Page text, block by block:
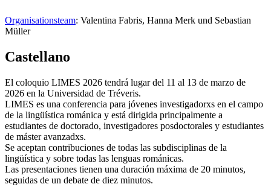
Organisationsteam: Valentina Fabris, Hanna Merk und Sebastian
Müller
Castellano
El coloquio LIMES 2026 tendrá lugar del 11 al 13 de marzo de
2026 en la Universidad de Tréveris.
LIMES es una conferencia para jóvenes investigadorxs en el campo
de la lingüística románica y está dirigida principalmente a
estudiantes de doctorado, investigadores posdoctorales y estudiantes
de máster avanzadxs.
Se aceptan contribuciones de todas las subdisciplinas de la
lingüística y sobre todas las lenguas románicas.
Las presentaciones tienen una duración máxima de 20 minutos,
seguidas de un debate de diez minutos.